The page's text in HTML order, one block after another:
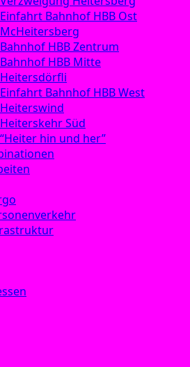
Bahnhof HBB Ost
HBB Zentrum
HBB Mitte
Bahnhof HBB West
Süd
hin und her”